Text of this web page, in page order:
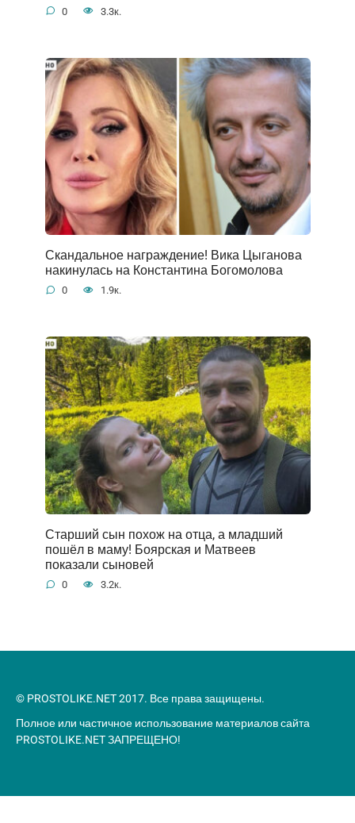
0 3.3к.
Скандальное награждение! Вика Цыганова
накинулась на Константина Богомолова
0 1.9к.
Старший сын похож на отца, а младший
пошёл в маму! Боярская и Матвеев
показали сыновей
0 3.2к.
© PROSTOLIKE.NET 2017. Все права защищены.
Полное или частичное использование материалов сайта
PROSTOLIKE.NET ЗАПРЕЩЕНО!